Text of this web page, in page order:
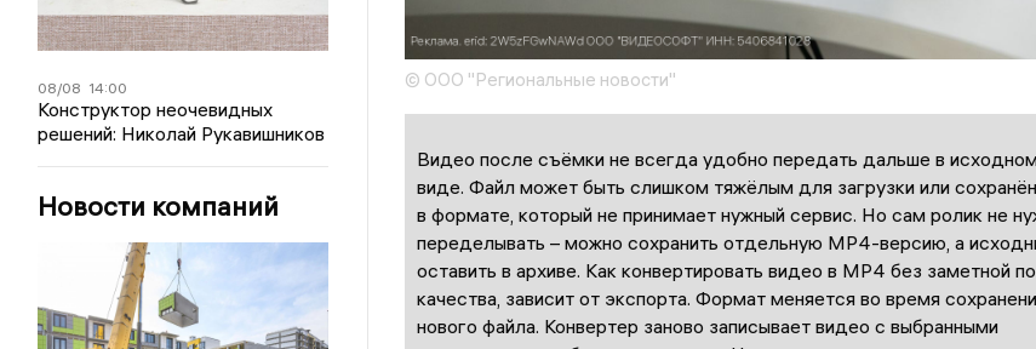
08/08 14:00
Конструктор неочевидных
решений: Николай Рукавишников
Новости компаний
© ООО "Региональные новости"
Видео после съёмки не всегда удобно передать дальше в
виде. Файл может быть слишком тяжёлым для загрузки или
в формате, который не принимает нужный сервис. Но сам ролик не
переделывать – можно сохранить отдельную MP4-версию, а
оставить в архиве. Как конвертировать видео в MP4 без заметной
качества, зависит от экспорта. Формат меняется во время
нового файла. Конвертер заново записывает видео с выбранными